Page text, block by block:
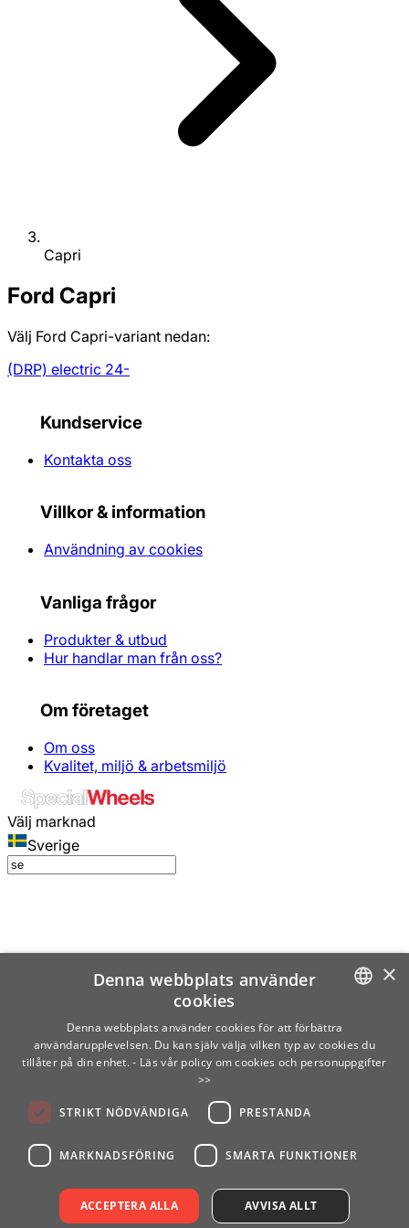
Capri
Ford Capri
Välj Ford Capri-variant nedan:
(DRP) electric 24-
Kundservice
Kontakta oss
Villkor & information
Användning av cookies
Vanliga frågor
Produkter & utbud
Hur handlar man från oss?
Om företaget
Om oss
Kvalitet, miljö & arbetsmiljö
Välj marknad
Sverige
SWEDISH
×
Denna webbplats använder
cookies
Denna webbplats använder cookies för att förbättra
användarupplevelsen. Du kan själv välja vilken typ av cookies du
tillåter på din enhet. - Läs vår policy om cookies och personuppgifter
>>
STRIKT NÖDVÄNDIGA PRESTANDA
MARKNADSFÖRING SMARTA FUNKTIONER
ACCEPTERA ALLA AVVISA ALLT